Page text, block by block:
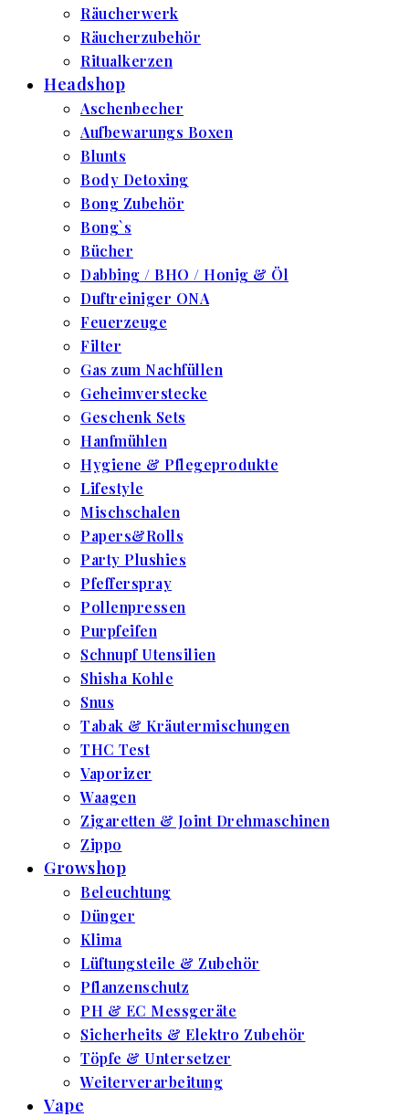
Räucherwerk
Räucherzubehör
Ritualkerzen
Headshop
Aschenbecher
Aufbewarungs Boxen
Blunts
Body Detoxing
Bong Zubehör
Bong`s
Bücher
Dabbing / BHO / Honig & Öl
Duftreiniger ONA
Feuerzeuge
Filter
Gas zum Nachfüllen
Geheimverstecke
Geschenk Sets
Hanfmühlen
Hygiene & Pflegeprodukte
Lifestyle
Mischschalen
Papers&Rolls
Party Plushies
Pfefferspray
Pollenpressen
Purpfeifen
Schnupf Utensilien
Shisha Kohle
Snus
Tabak & Kräutermischungen
THC Test
Vaporizer
Waagen
Zigaretten & Joint Drehmaschinen
Zippo
Growshop
Beleuchtung
Dünger
Klima
Lüftungsteile & Zubehör
Pflanzenschutz
PH & EC Messgeräte
Sicherheits & Elektro Zubehör
Töpfe & Untersetzer
Weiterverarbeitung
Vape